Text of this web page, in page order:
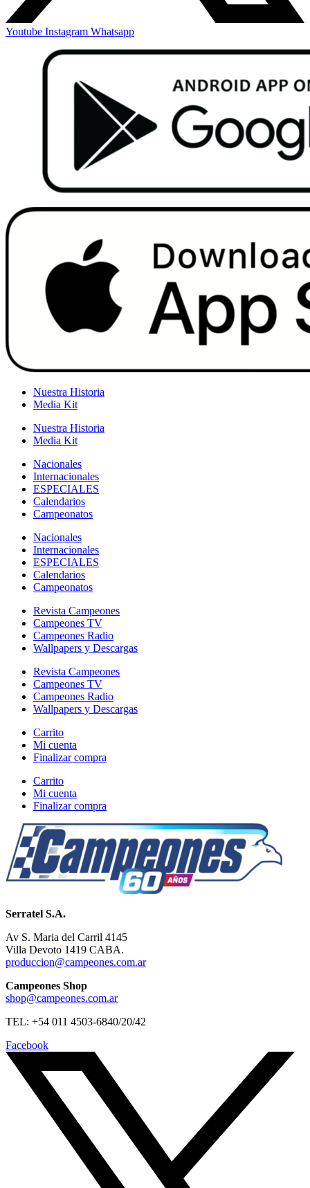
Youtube Instagram Whatsapp
Nuestra Historia
Media Kit
Nuestra Historia
Media Kit
Nacionales
Internacionales
ESPECIALES
Calendarios
Campeonatos
Nacionales
Internacionales
ESPECIALES
Calendarios
Campeonatos
Revista Campeones
Campeones TV
Campeones Radio
Wallpapers y Descargas
Revista Campeones
Campeones TV
Campeones Radio
Wallpapers y Descargas
Carrito
Mi cuenta
Finalizar compra
Carrito
Mi cuenta
Finalizar compra
Serratel S.A.
Av S. Maria del Carril 4145
Villa Devoto 1419 CABA.
produccion@campeones.com.ar
Campeones Shop
shop@campeones.com.ar
TEL: +54 011 4503-6840/20/42
Facebook